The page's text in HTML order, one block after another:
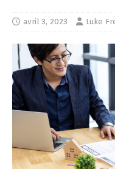
avril 3, 2023 Luke